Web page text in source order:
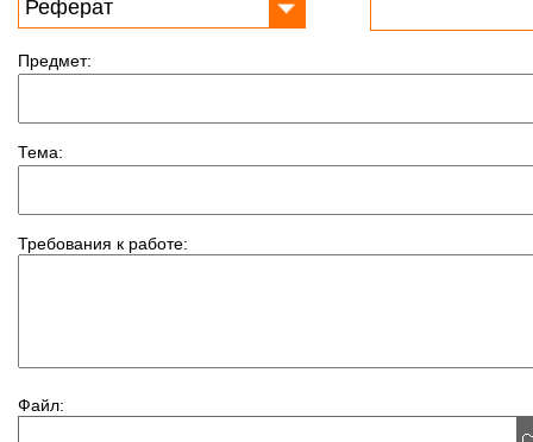
Предмет:
Тема:
Требования к работе:
Файл: